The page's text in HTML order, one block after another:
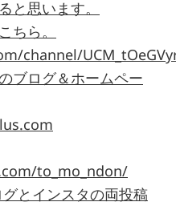
と思います。
ちら。
channel/
ブログ＆ホームペー
to_mo_ndon/
とインスタの両投稿